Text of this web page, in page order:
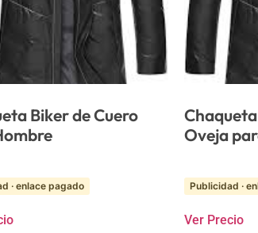
Biker de Cuero
· enlace pagado
Oveja
Publicidad ·
Ver Precio